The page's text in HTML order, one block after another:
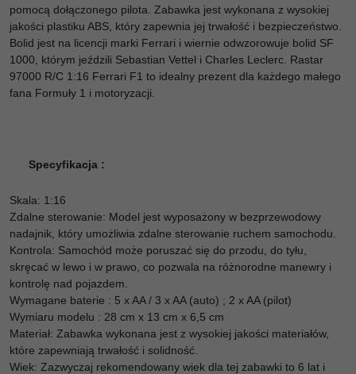
pomocą dołączonego pilota. Zabawka jest wykonana z wysokiej
jakości plastiku ABS, który zapewnia jej trwałość i bezpieczeństwo.
Bolid jest na licencji marki Ferrari i wiernie odwzorowuje bolid SF
1000, którym jeździli Sebastian Vettel i Charles Leclerc. Rastar
97000 R/C 1:16 Ferrari F1 to idealny prezent dla każdego małego
fana Formuły 1 i motoryzacji.
Specyfikacja :
Skala: 1:16
Zdalne sterowanie: Model jest wyposażony w bezprzewodowy
nadajnik, który umożliwia zdalne sterowanie ruchem samochodu.
Kontrola: Samochód może poruszać się do przodu, do tyłu,
skręcać w lewo i w prawo, co pozwala na różnorodne manewry i
kontrolę nad pojazdem.
Wymagane baterie : 5 x AA / 3 x AA (auto) ; 2 x AA (pilot)
Wymiaru modelu : 28 cm x 13 cm x 6,5 cm
Materiał: Zabawka wykonana jest z wysokiej jakości materiałów,
które zapewniają trwałość i solidność.
Wiek: Zazwyczaj rekomendowany wiek dla tej zabawki to 6 lat i